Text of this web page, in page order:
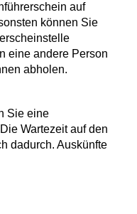
auf
können Sie
eine andere Person
abholen.
Sie eine
Wartezeit auf den
dadurch. Auskünfte